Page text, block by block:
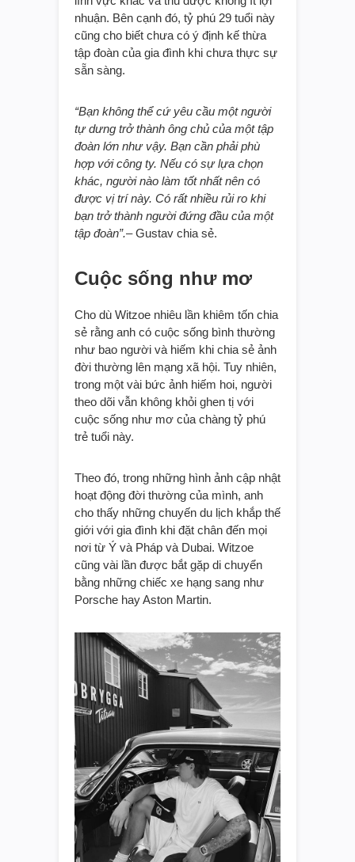
nhuận. Bên cạnh đó, tỷ phú 29 tuổi này
cũng cho biết chưa có ý định kế thừa
tập đoàn của gia đình khi chưa thực sự
sẵn sàng.
“Bạn không thể cứ yêu cầu một người
tự dưng trở thành ông chủ của một tập
đoàn lớn như vậy. Bạn cần phải phù
hợp với công ty. Nếu có sự lựa chọn
khác, người nào làm tốt nhất nên có
được vị trí này. Có rất nhiều rủi ro khi
bạn trở thành người đứng đầu của một
tập đoàn”.– Gustav chia sẻ.
Cuộc sống như mơ
Cho dù Witzoe nhiêu lần khiêm tốn chia
sẻ rằng anh có cuộc sống bình thường
như bao người và hiếm khi chia sẻ ảnh
đời thường lên mạng xã hội. Tuy nhiên,
trong một vài bức ảnh hiếm hoi, người
theo dõi vẫn không khỏi ghen tị với
cuộc sống như mơ của chàng tỷ phú
trẻ tuổi này.
Theo đó, trong những hình ảnh cập nhật
hoạt động đời thường của mình, anh
cho thấy những chuyến du lịch khắp thế
giới với gia đình khi đặt chân đến mọi
nơi từ Ý và Pháp và Dubai. Witzoe
cũng vài lần được bắt gặp di chuyển
bằng những chiếc xe hạng sang như
Porsche hay Aston Martin.